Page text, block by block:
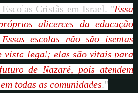
Cristãs em Israel. "Essa
alicerces da educação
escolas não são isentas
vista legal; elas são vitais para
de Nazaré, pois atendem
todas as comunidades."